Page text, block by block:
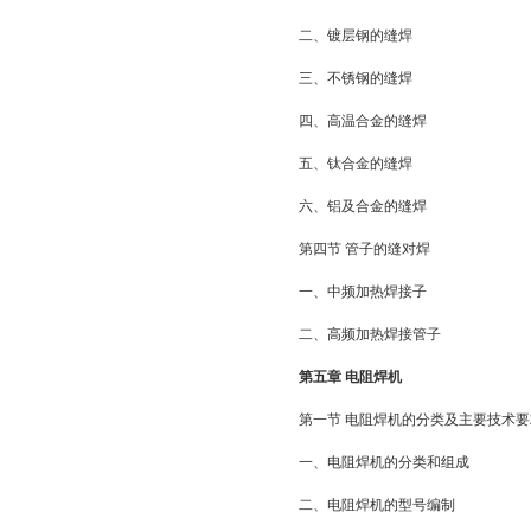
二、镀层钢的缝焊
三、不锈钢的缝焊
四、高温合金的缝焊
五、钛合金的缝焊
六、铝及合金的缝焊
第四节 管子的缝对焊
一、中频加热焊接子
二、高频加热焊接管子
第五章 电阻焊机
第一节 电阻焊机的分类及主要技术
一、电阻焊机的分类和组成
二、电阻焊机的型号编制